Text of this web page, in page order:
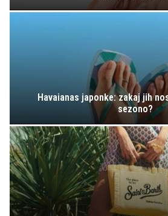
Havaianas japonke: zakaj jih
sezono?